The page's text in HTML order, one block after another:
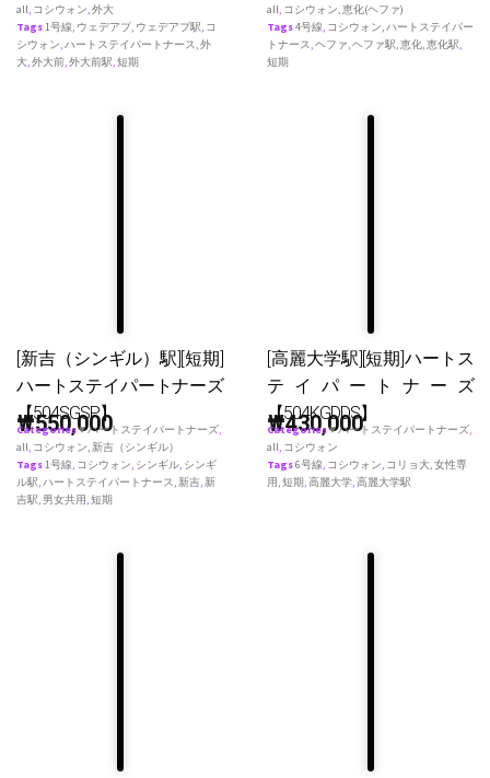
all, コシウォン,外大
Tags1号線, ウェデアプ, ウェデアプ駅, コ
シウォン,ハートステイパートナース,外
大,外大前,外大前駅,短期
all, コシウォン,恵化(ヘファ)
Tags4号線, コシウォン,ハートステイパー
トナース,ヘファ,ヘファ駅,恵化,恵化駅,
短期
[新吉（シンギル）駅][短期]
ハートステイパートナーズ
【504SGSP】
₩550,000
Categories♥ ハートステイパートナーズ,
all, コシウォン,新吉（シンギル）
Tags1号線, コシウォン, シンギル, シンギ
ル駅,ハートステイパートナース,新吉,新
吉駅, 男女共用,短期
[高麗大学駅][短期]ハートス
テイパートナーズ
【504KGDDS】
₩430,000
Categories♥ ハートステイパートナーズ,
all, コシウォン
Tags6号線, コシウォン, コリョ大,女性専
用,短期,高麗大学,高麗大学駅